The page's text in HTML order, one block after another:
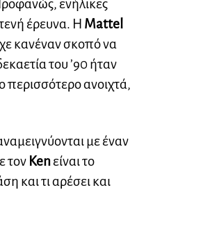
ενήλικες
έρευνα. Η Mattel
κανέναν σκοπό να
του ’90 ήταν
περισσότερο ανοιχτά,
με έναν
τον Kenείναι το
και τι αρέσει και